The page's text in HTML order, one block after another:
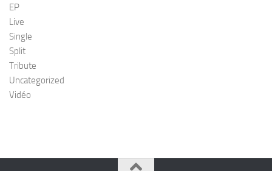
EP
Live
Single
Split
Tribute
Uncategorized
Vidéo